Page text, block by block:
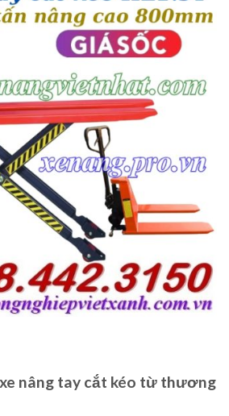
nâng tay cắt kéo từ thương